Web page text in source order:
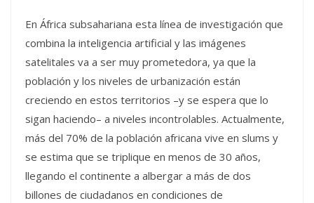
En África subsahariana esta línea de investigación que
combina la inteligencia artificial y las imágenes
satelitales va a ser muy prometedora, ya que la
población y los niveles de urbanización están
creciendo en estos territorios –y se espera que lo
sigan haciendo– a niveles incontrolables. Actualmente,
más del 70% de la población africana vive en slums y
se estima que se triplique en menos de 30 años,
llegando el continente a albergar a más de dos
billones de ciudadanos en condiciones de